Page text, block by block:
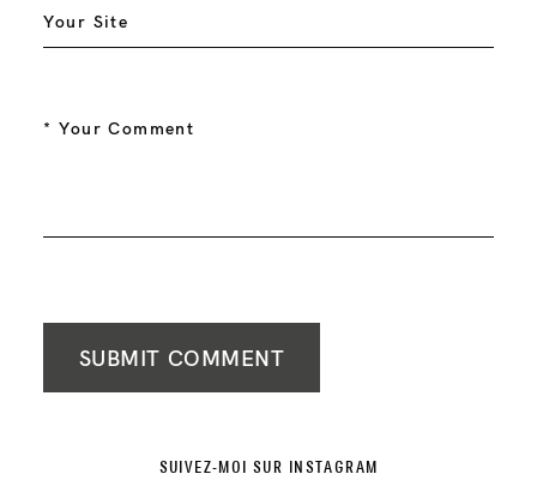
SUBMIT COMMENT
SUIVEZ-MOI SUR INSTAGRAM